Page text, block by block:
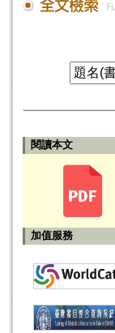
閱讀本文
加值服務